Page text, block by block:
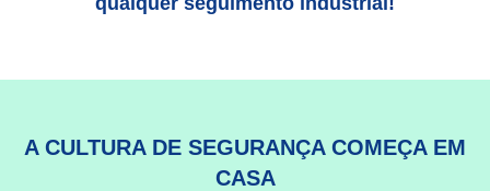
A CULTURA DE SEGURANÇA COMEÇA EM
CASA